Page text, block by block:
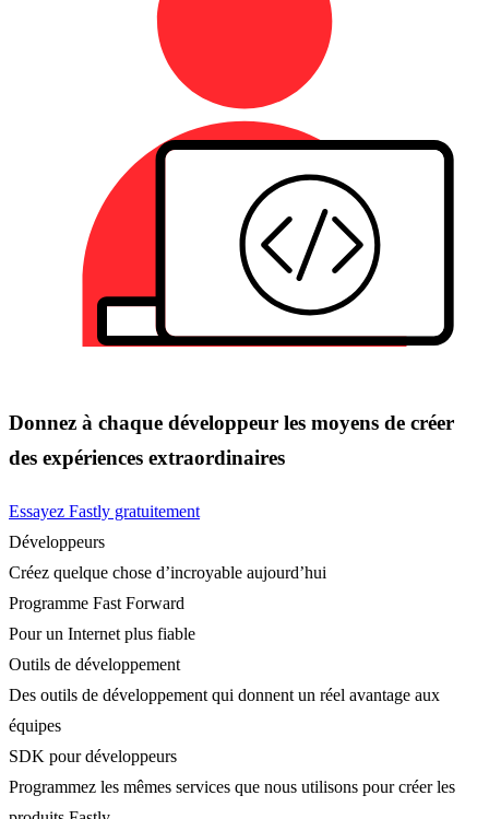
Donnez à chaque développeur les moyens de créer
des expériences extraordinaires
Essayez Fastly gratuitement
Développeurs
Créez quelque chose d’incroyable aujourd’hui
Programme Fast Forward
Pour un Internet plus fiable
Outils de développement
Des outils de développement qui donnent un réel avantage aux
équipes
SDK pour développeurs
Programmez les mêmes services que nous utilisons pour créer les